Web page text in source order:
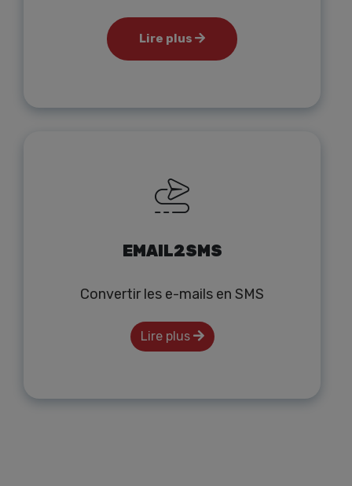
Lire plus
EMAIL2SMS
Convertir les e-mails en SMS
Lire plus